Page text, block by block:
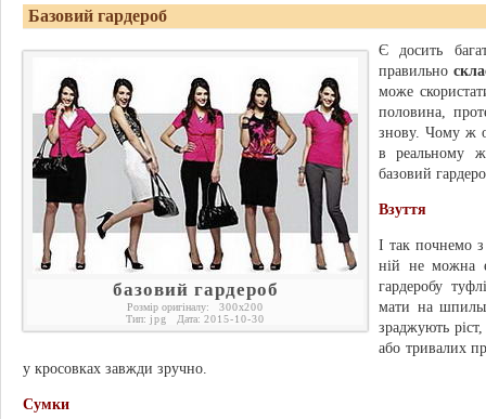
Базовий гардероб
базовий гардероб
Розмір оригіналу: 300x200
Тип: jpg Дата: 2015-10-30
Є досить
правильно
може
половина,
знову. Чому ж
в реальному
базовий
Взуття
І так почнемо
ній не можна
гардеробу
мати на
зраджують
або тривалих
у кросовках завжди зручно.
Сумки